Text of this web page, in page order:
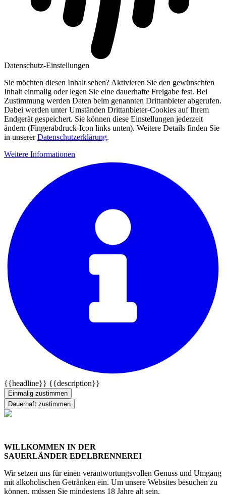
Datenschutz-Einstellungen
Sie möchten diesen Inhalt sehen? Aktivieren Sie den gewünschten
Inhalt einmalig oder legen Sie eine dauerhafte Freigabe fest. Bei
Zustimmung werden Daten beim genannten Drittanbieter abgerufen.
Dabei werden unter Umständen Drittanbieter-Cookies auf Ihrem
Endgerät gespeichert. Sie können diese Einstellungen jederzeit
ändern (Fingerabdruck-Icon links unten). Weitere Details finden Sie
in unsererDatenschutzerklärung.
Weitere Informationen
{{headline}} {{description}}
Einmalig zustimmen
Dauerhaft zustimmen
WILLKOMMEN IN DER
SAUERLÄNDER EDELBRENNEREI
Wir setzen uns für einen verantwortungsvollen Genuss und Umgang
mit alkoholischen Getränken ein. Um unsere Websites besuchen zu
können, müssen Sie mindestens 18 Jahre alt sein.